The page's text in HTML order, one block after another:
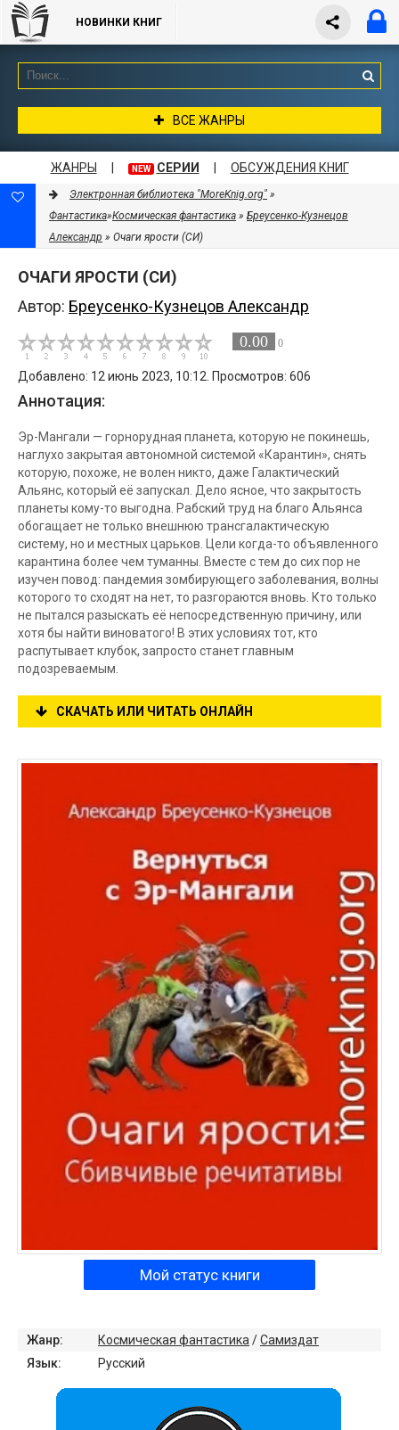
НОВИНКИ КНИГ
ВСЕ ЖАНРЫ
ЖАНРЫ NEW СЕРИИ ОБСУЖДЕНИЯ КНИГ
Электронная библиотека "MoreKnig.org" »
Фантастика»Космическая фантастика » Бреусенко-Кузнецов
Александр » Очаги ярости (СИ)
ОЧАГИ ЯРОСТИ (СИ)
Автор: Бреусенко-Кузнецов Александр
0.00 0
Добавлено: 12 июнь 2023, 10:12. Просмотров: 606
Аннотация:
Эр-Мангали — горнорудная планета, которую не покинешь,
наглухо закрытая автономной системой «Карантин», снять
которую, похоже, не волен никто, даже Галактический
Альянс, который её запускал. Дело ясное, что закрытость
планеты кому-то выгодна. Рабский труд на благо Альянса
обогащает не только внешнюю трансгалактическую
систему, но и местных царьков. Цели когда-то объявленного
карантина более чем туманны. Вместе с тем до сих пор не
изучен повод: пандемия зомбирующего заболевания, волны
которого то сходят на нет, то разгораются вновь. Кто только
не пытался разыскать её непосредственную причину, или
хотя бы найти виноватого! В этих условиях тот, кто
распутывает клубок, запросто станет главным
подозреваемым.
СКАЧАТЬ ИЛИ ЧИТАТЬ ОНЛАЙН
Мой статус книги
Жанр: Космическая фантастика /Самиздат
Язык:
Русский